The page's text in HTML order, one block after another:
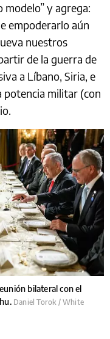
modelo” y agrega:
empoderarlo aún
nuestros
de la guerra de
a Líbano, Siria, e
potencia militar (con
bilateral con el
Daniel Torok / White